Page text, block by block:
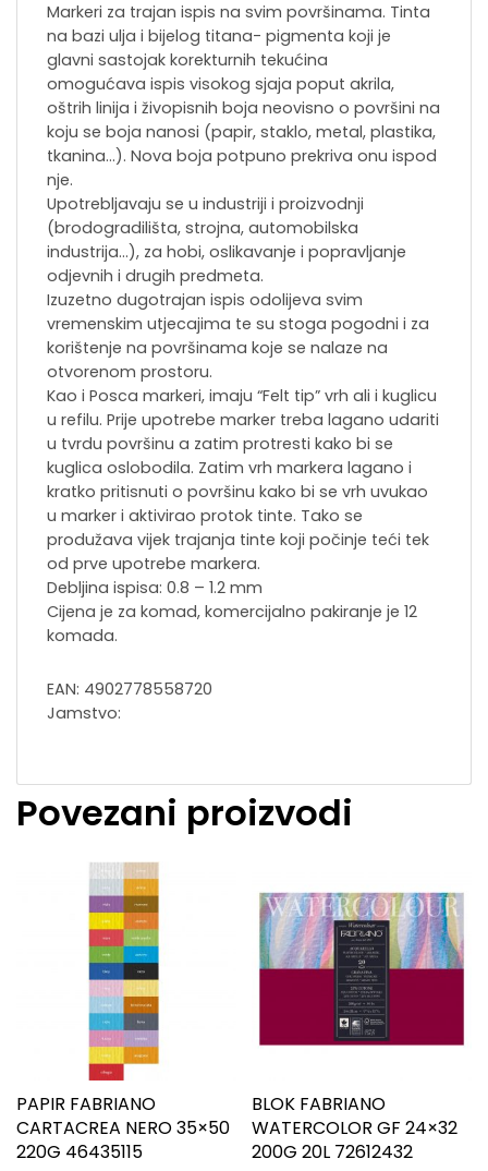
Markeri za trajan ispis na svim površinama. Tinta
na bazi ulja i bijelog titana- pigmenta koji je
glavni sastojak korekturnih tekućina
omogućava ispis visokog sjaja poput akrila,
oštrih linija i živopisnih boja neovisno o površini na
koju se boja nanosi (papir, staklo, metal, plastika,
tkanina…). Nova boja potpuno prekriva onu ispod
nje.
Upotrebljavaju se u industriji i proizvodnji
(brodogradilišta, strojna, automobilska
industrija…), za hobi, oslikavanje i popravljanje
odjevnih i drugih predmeta.
Izuzetno dugotrajan ispis odolijeva svim
vremenskim utjecajima te su stoga pogodni i za
korištenje na površinama koje se nalaze na
otvorenom prostoru.
Kao i Posca markeri, imaju “Felt tip” vrh ali i kuglicu
u refilu. Prije upotrebe marker treba lagano udariti
u tvrdu površinu a zatim protresti kako bi se
kuglica oslobodila. Zatim vrh markera lagano i
kratko pritisnuti o površinu kako bi se vrh uvukao
u marker i aktivirao protok tinte. Tako se
produžava vijek trajanja tinte koji počinje teći tek
od prve upotrebe markera.
Debljina ispisa: 0.8 – 1.2 mm
Cijena je za komad, komercijalno pakiranje je 12
komada.
EAN: 4902778558720
Jamstvo:
Povezani proizvodi
PAPIR FABRIANO
CARTACREA NERO 35×50
220G 46435115
BLOK FABRIANO
WATERCOLOR GF 24×32
200G 20L 72612432